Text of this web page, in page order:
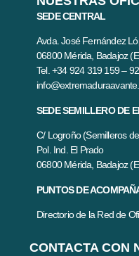
SEDE CENTRAL
Avda. José Fernández
06800 Mérida, Badajoz
Tel. +34 924 319 159 –
SEDE SEMILLERO DE
C/ Logroño (Semilleros
Pol. Ind. El Prado
06800 Mérida, Badajoz
PUNTOS DE
Directorio de la Red de
CONTACTA CON